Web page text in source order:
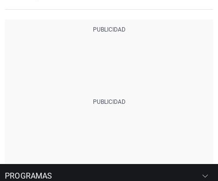
PROGRAMAS